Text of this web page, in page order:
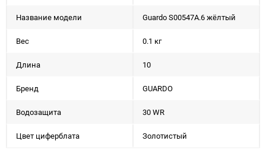
Название модели Guardo S00547A.6 жёлтый
Вес 0.1 кг
Длина 10
Бренд GUARDO
Водозащита 30 WR
Цвет циферблата Золотистый